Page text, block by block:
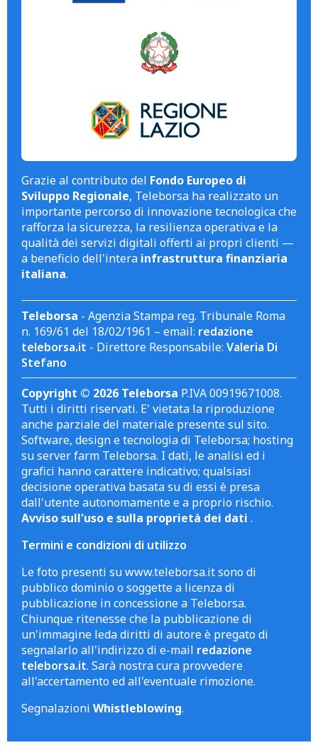
Grazie al contributo del Fondo Europeo di
Sviluppo Regionale, Teleborsa ha realizzato un
importante percorso di innovazione tecnologica che
rafforza la sicurezza, la resilienza operativa e la
qualità dei servizi digitali offerti ai propri clienti —
a beneficio dell'intera infrastruttura finanziaria
italiana.
Teleborsa - Agenzia Stampa reg. Tribunale Roma
n. 169/61 del 18/02/1961 – email: redazione
teleborsa.it - Direttore Responsabile: Valeria Di
Stefano
Copyright © 2026 Teleborsa P.IVA 00919671008.
Tutti i diritti riservati. E' vietata la riproduzione
anche parziale del materiale presente sul sito.
Software, design e tecnologia di Teleborsa; hosting
su server farm Teleborsa. I dati, le analisi ed i
grafici hanno carattere indicativo; qualsiasi
decisione operativa basata su di essi è presa
dall'utente autonomamente e a proprio rischio.
Avviso sull'uso e sulla proprietà dei dati .
Termini e condizioni di utilizzo
Le foto presenti su www.teleborsa.it sono di
pubblico dominio o soggette a licenza di
pubblicazione in concessione a Teleborsa.
Chiunque ritenesse che la pubblicazione di
un'immagine leda diritti di autore è pregato di
segnalarlo all'indirizzo di e-mail redazione
teleborsa.it. Sarà nostra cura provvedere
all'accertamento ed all'eventuale rimozione.
Segnalazioni Whistleblowing.